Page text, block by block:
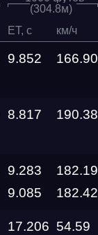
(304.8м)
ET, c км/ч
9.852 166.90
8.817 190.38
9.283 182.19
9.085 182.42
17.206 54.59